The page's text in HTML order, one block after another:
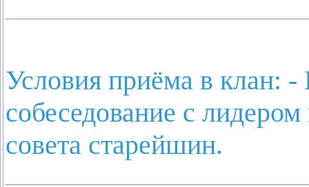
Условия приёма в клан: -
собеседование с
совета старейшин.